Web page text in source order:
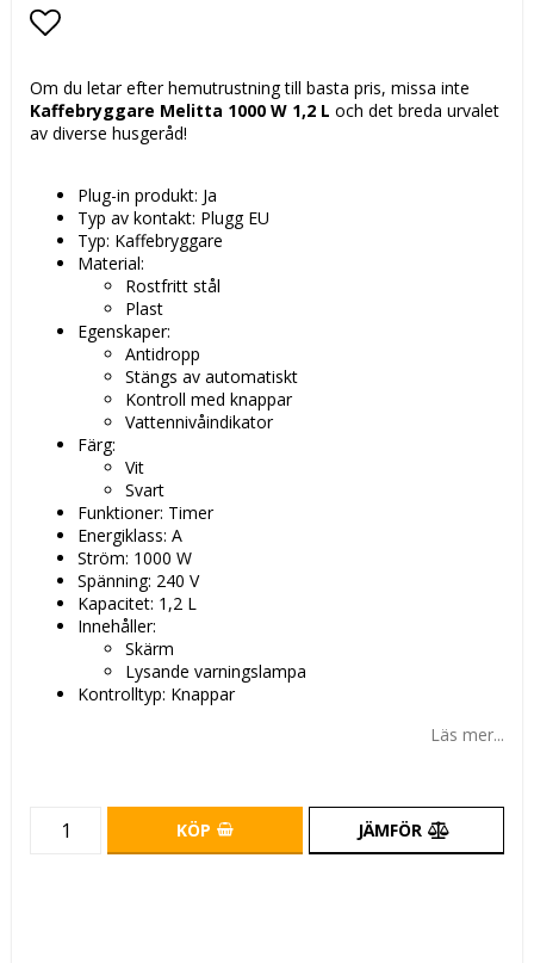
Om du letar efter hemutrustning till basta pris, missa inte
Kaffebryggare Melitta 1000 W 1,2 L och det breda urvalet
av diverse husgeråd!
Plug-in produkt: Ja
Typ av kontakt: Plugg EU
Typ: Kaffebryggare
Material:
Rostfritt stål
Plast
Egenskaper:
Antidropp
Stängs av automatiskt
Kontroll med knappar
Vattennivåindikator
Färg:
Vit
Svart
Funktioner: Timer
Energiklass: A
Ström: 1000 W
Spänning: 240 V
Kapacitet: 1,2 L
Innehåller:
Skärm
Lysande varningslampa
Kontrolltyp: Knappar
Läs mer...
KÖP JÄMFÖR